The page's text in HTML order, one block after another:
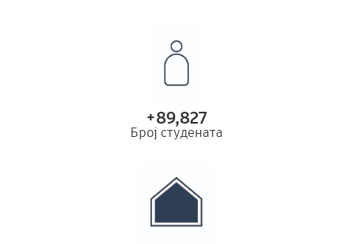
Број студената
+89,827